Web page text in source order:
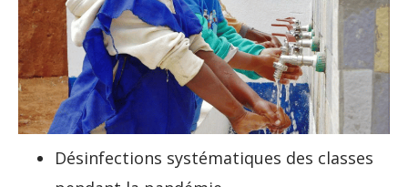
Désinfections systématiques des classes